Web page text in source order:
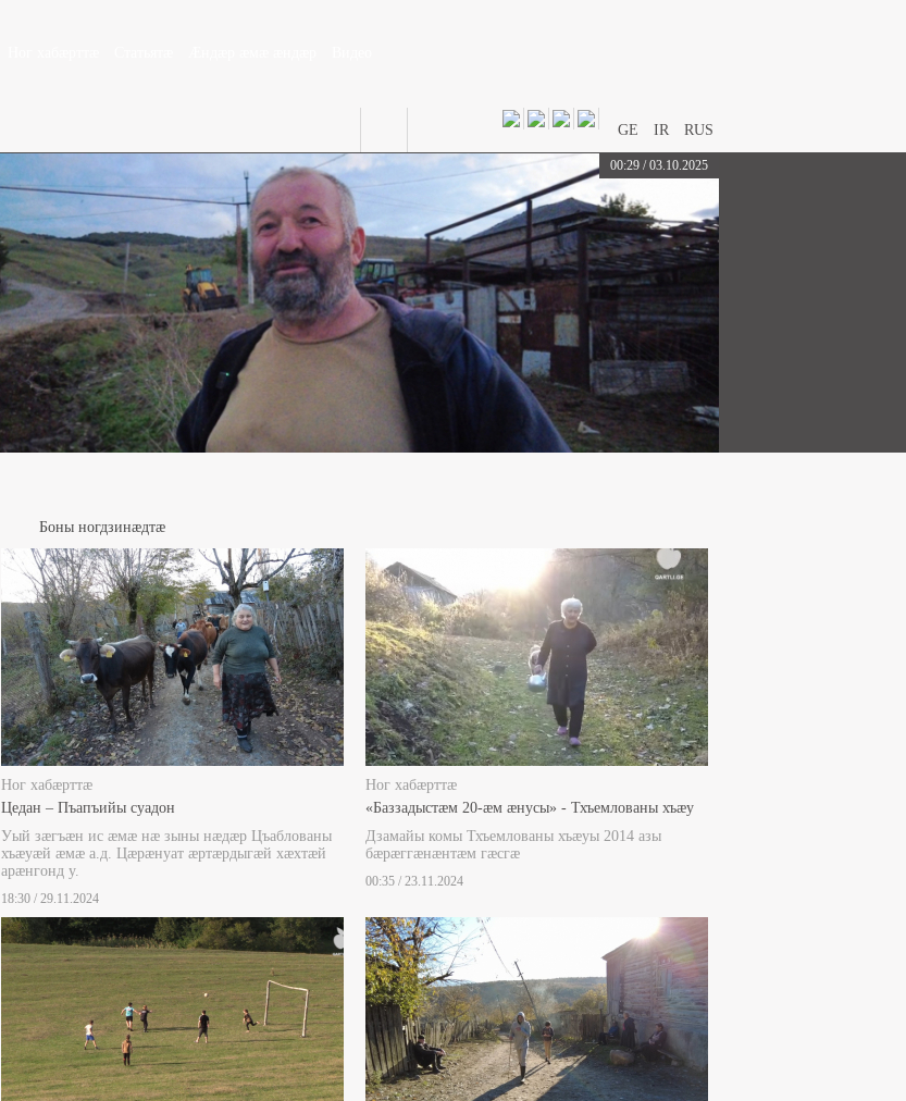
GE IR RUS
00:29 / 03.10.2025
Боны ногдзинæдтæ
Ног хабæрттæ
Цедан – Пъапъийы суадон
Уый зæгъæн ис æмæ нæ зыны нæдæр Цъаблованы
хъæуæй æмæ а.д. Цæрæнуат æртæрдыгæй хæхтæй
арæнгонд у.
18:30 / 29.11.2024
Ног хабæрттæ
«Баззадыстæм 20-æм æнусы» - Тхъемлованы хъæу
Дзамайы комы Тхъемлованы хъæуы 2014 азы
бæрæггæнæнтæм гæсгæ
00:35 / 23.11.2024